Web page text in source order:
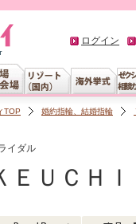
ログイン
TOP 婚約指輪、結婚指輪
イダル
ＥＵＣＨ